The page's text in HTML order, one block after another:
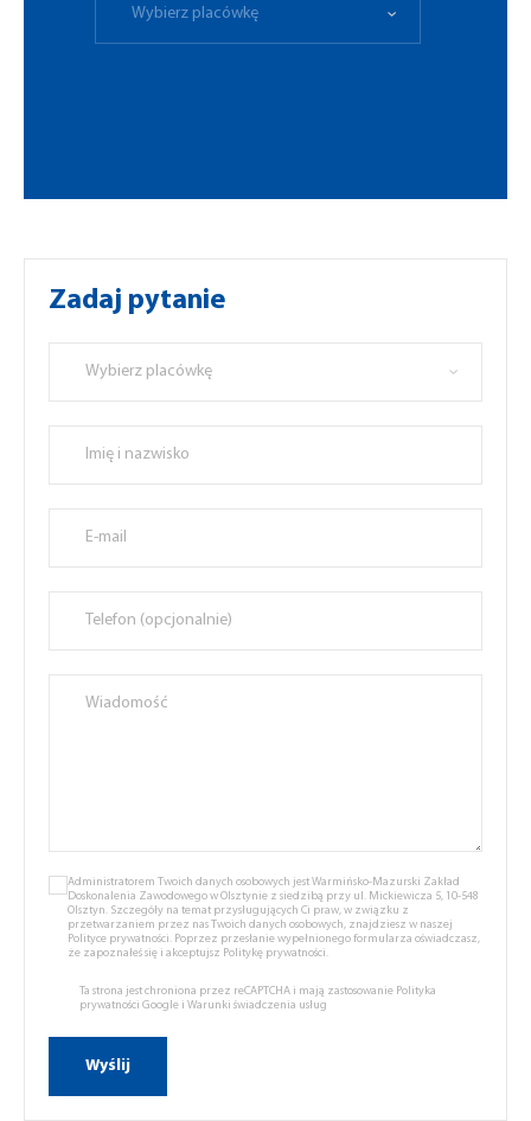
Wybierz placówkę
Zadaj pytanie
Wybierz placówkę
Administratorem Twoich danych osobowych jest Warmińsko-Mazurski Zakład
Doskonalenia Zawodowego w Olsztynie z siedzibą przy ul. Mickiewicza 5, 10-548
Olsztyn. Szczegóły na temat przysługujących Ci praw, w związku z
przetwarzaniem przez nas Twoich danych osobowych, znajdziesz w naszej
Polityce prywatności. Poprzez przesłanie wypełnionego formularza oświadczasz,
że zapoznałeś się i akceptujsz Politykę prywatności.
Ta strona jest chroniona przez reCAPTCHA i mają zastosowanie Polityka
prywatności Google i Warunki świadczenia usług